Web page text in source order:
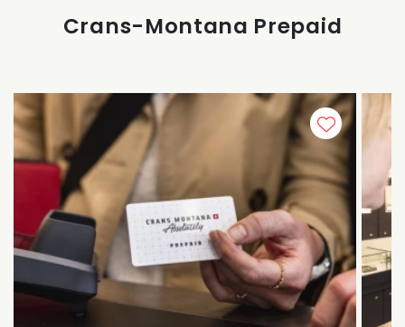
Crans-Montana Prepaid